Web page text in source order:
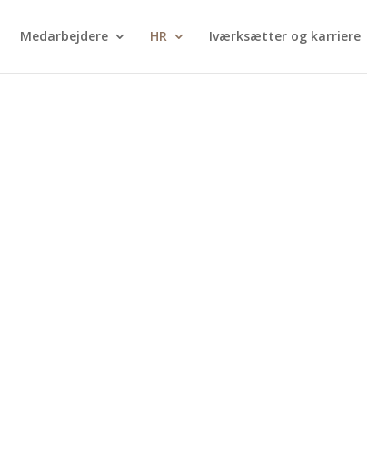
Medarbejdere HR Iværksætter og karriere